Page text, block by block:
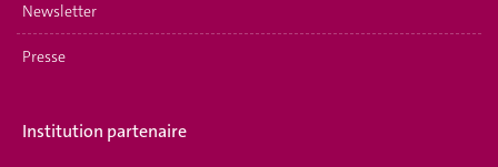
Newsletter
Presse
Institution partenaire